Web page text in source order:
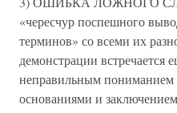
«чересчур поспешного
терминов» со всеми их
демонстрации встречается
неправильным пониманием
основаниями и